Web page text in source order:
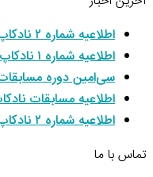
اطلاعیه شماره ۲ نادکاپ ۳۰ – ثبت‌نام
اطلاعیه شماره ۱ نادکاپ ۳۰ – قوانین
سی‌امین دوره
اطلاعیه مسابقات
اطلاعیه شماره ۲ نادکاپ ۲۸ – ثبت‌نام
تماس با ما